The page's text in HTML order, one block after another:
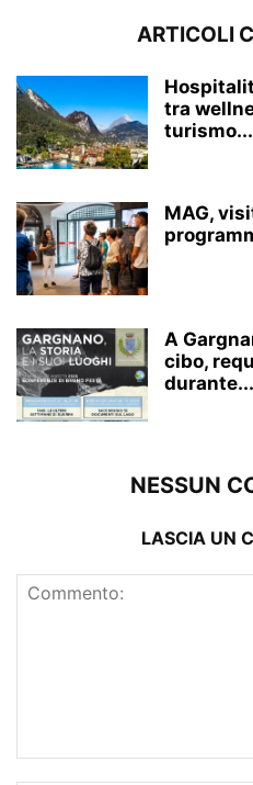
ARTICOLI
tra
turismo...
MAG,
A
cibo,
durante...
NESSUN
LASCIA UN